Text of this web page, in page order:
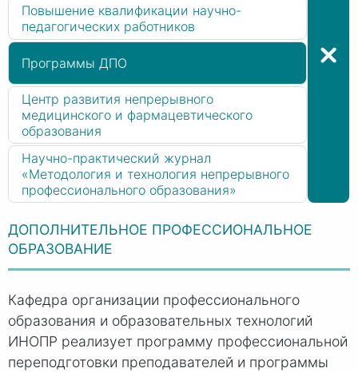
Повышение квалификации научно-
педагогических работников
Программы ДПО
Центр развития непрерывного
медицинского и фармацевтического
образования
Научно-практический журнал
«Методология и технология непрерывного
профессионального образования»
ДОПОЛНИТЕЛЬНОЕ ПРОФЕССИОНАЛЬНОЕ
ОБРАЗОВАНИЕ
Кафедра организации профессионального
образования и образовательных технологий
ИНОПР реализует программу профессиональной
переподготовки преподавателей и программы